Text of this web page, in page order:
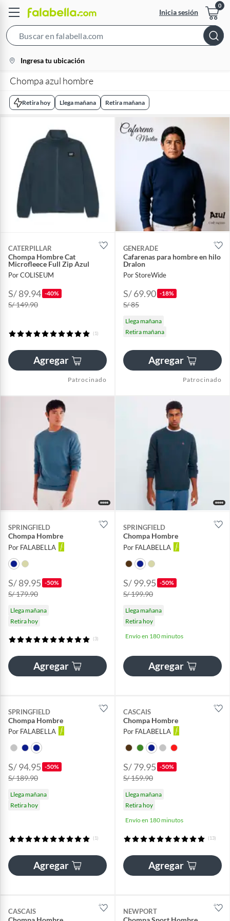
Inicia sesión
Bar
location-
icon
Ingresa tu ubicación
Chompa azul hombre
Retira hoy Llega mañana Retira mañana
CATERPILLAR
Chompa Hombre Cat
Microfleece Full Zip Azul
Por COLISEUM
S/ 89.94 -40%
S/ 149.90
(1)
Agregar
Patrocinado
GENERADE
Cafarenas para hombre en hilo
Dralon
Por StoreWide
S/ 69.90 -18%
S/ 85
Llega mañana
Retira mañana
Agregar
Patrocinado
SPRINGFIELD
Chompa Hombre
Por FALABELLA
S/ 89.95 -50%
S/ 179.90
Llega mañana
Retira hoy
(3)
Agregar
SPRINGFIELD
Chompa Hombre
Por FALABELLA
S/ 99.95 -50%
S/ 199.90
Llega mañana
Retira hoy
Envío en 180 minutos
Agregar
SPRINGFIELD
Chompa Hombre
Por FALABELLA
S/ 94.95 -50%
S/ 189.90
Llega mañana
Retira hoy
(1)
Agregar
CASCAIS
Chompa Hombre
Por FALABELLA
S/ 79.95 -50%
S/ 159.90
Llega mañana
Retira hoy
Envío en 180 minutos
(13)
Agregar
CASCAIS NEWPORT